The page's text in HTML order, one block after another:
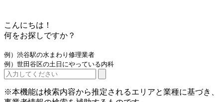
こんにちは！
何をお探しですか？
例）渋谷駅の水まわり修理業者
例）世田谷区の土日にやっている内科
※本機能は検索内容から推定されるエリアと業種に基づき、